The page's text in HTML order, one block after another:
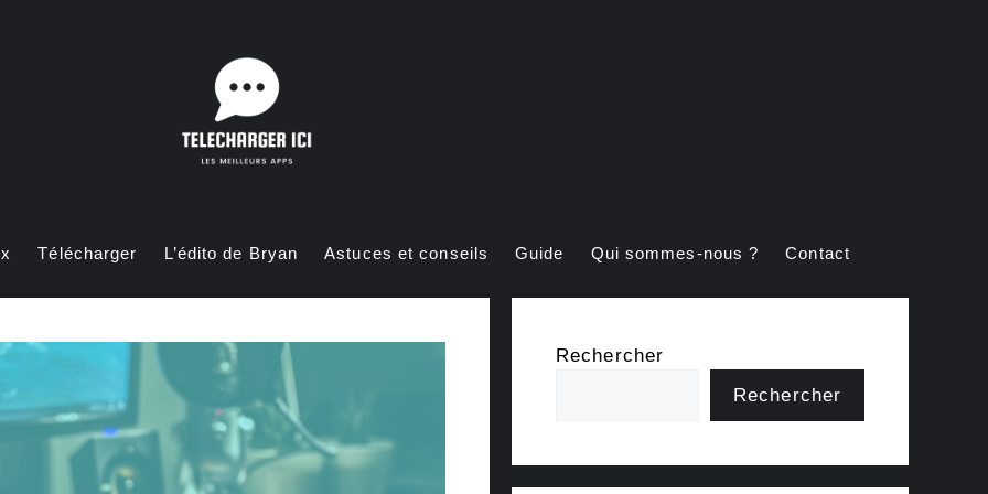
Télécharger L’édito de Bryan Astuces et conseils Guide Qui sommes-nous ? Contact
Rechercher
Rechercher